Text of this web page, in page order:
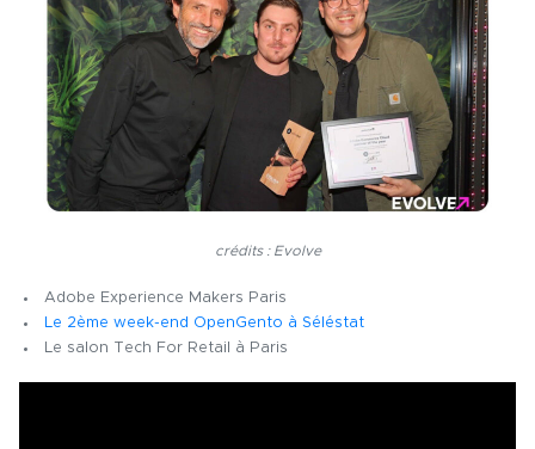
crédits : Evolve
Adobe Experience Makers Paris
Le 2ème week-end OpenGento à Séléstat
Le salon Tech For Retail à Paris